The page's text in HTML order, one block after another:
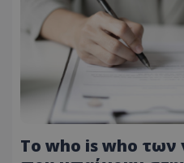
Το who is who